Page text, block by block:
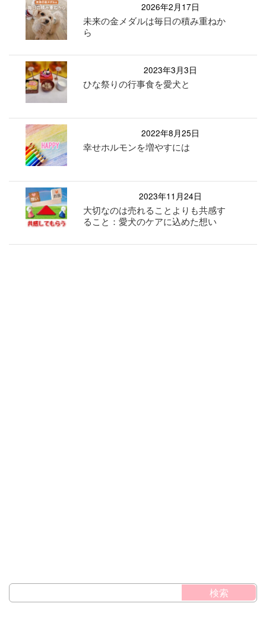
2026年2月17日
未来の金メダルは毎日の積み重ねか
ら
2023年3月3日
ひな祭りの行事食を愛犬と
2022年8月25日
幸せホルモンを増やすには
2023年11月24日
大切なのは売れることよりも共感す
ること：愛犬のケアに込めた想い